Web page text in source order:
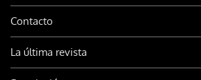
Contacto
La última revista